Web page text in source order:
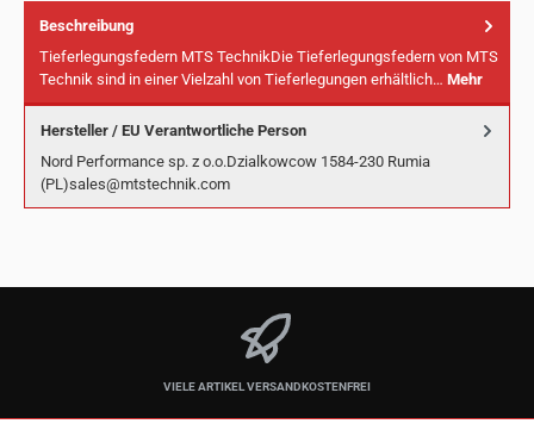
Beschreibung
Tieferlegungsfedern MTS TechnikDie Tieferlegungsfedern von MTS
Technik sind in einer Vielzahl von Tieferlegungen erhältlich… Mehr
Hersteller / EU Verantwortliche Person
Nord Performance sp. z o.o.Dzialkowcow 1584-230 Rumia
(PL)sales@mtstechnik.com
VIELE ARTIKEL VERSANDKOSTENFREI